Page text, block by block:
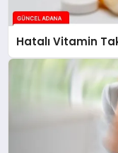
Hatalı Vitamin